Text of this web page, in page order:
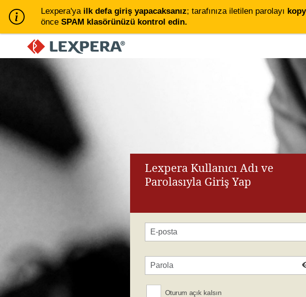
Lexpera'ya ilk defa giriş yapacaksanız; tarafınıza iletilen parolayı
önce SPAM klasörünüzü kontrol edin.
Lexpera Kullanıcı Adı ve
Parolasıyla Giriş Yap
Oturum açık kalsın